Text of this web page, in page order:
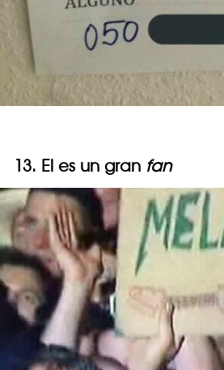
13. El es un gran fan